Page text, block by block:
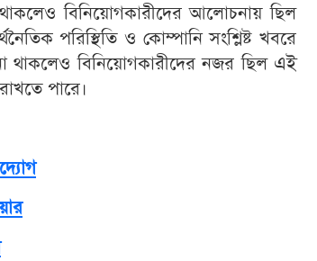
বিনিয়োগকারীদের আলোচনায় ছিল
পরিস্থিতি ও কোম্পানি সংশ্লিষ্ট খবরে
থাকলেও বিনিয়োগকারীদের নজর ছিল এই
পারে।